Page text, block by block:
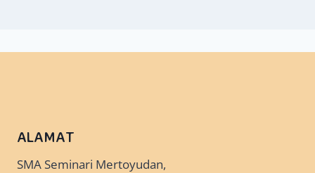
ALAMAT
SMA Seminari Mertoyudan,